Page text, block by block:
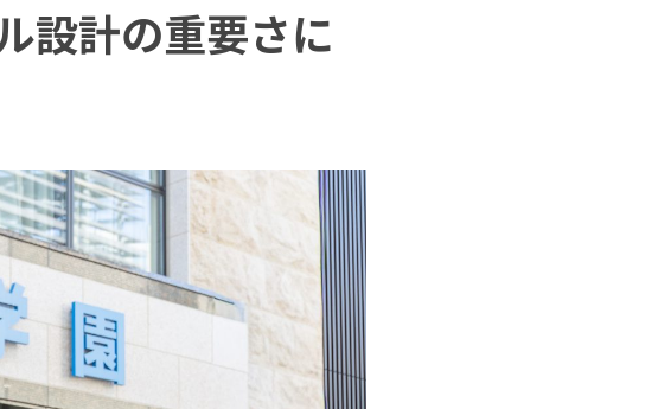
設計の重要さに